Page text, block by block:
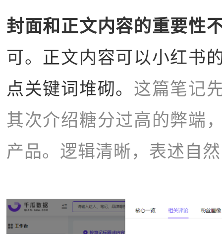
封面和正文内容的重要性
可。正文内容可以小红书
点关键词堆砌。 这篇笔记
其次介绍糖分过高的弊端
产品。逻辑清晰，表述自